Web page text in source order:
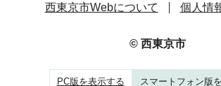
西東京市Webについて 個人情
© 西東京市
PC版を表示する スマートフォン版